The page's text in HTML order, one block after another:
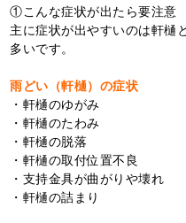
①こんな症状が出たら要注意
主に症状が出やすいのは軒樋
多いです。
雨どい（軒樋）の症状
・軒樋のゆがみ
・軒樋のたわみ
・軒樋の脱落
・軒樋の取付位置不良
・支持金具が曲がりや壊れ
・軒樋の詰まり